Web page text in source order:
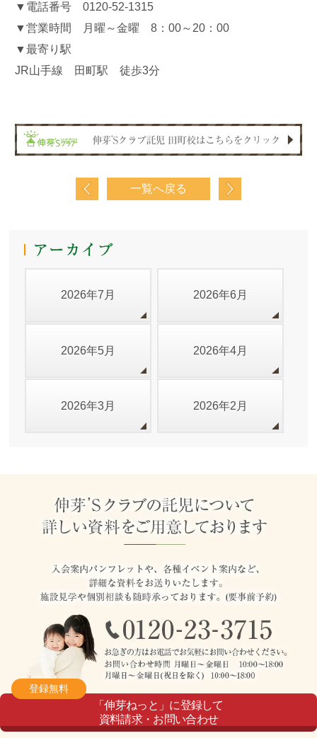
▼電話番号 0120-52-1315
▼営業時間 月曜～金曜 8：00～20：00
▼最寄り駅
JR山手線 田町駅 徒歩3分
一覧へ戻る
2026年7月 2026年6月
2026年5月 2026年4月
2026年3月 2026年2月
登録無料
「伸芽ねっと」に登録して
資料請求・お問い合わせ